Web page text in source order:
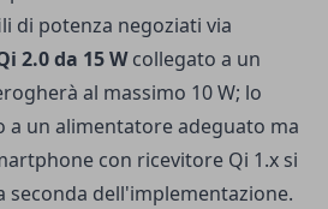
di potenza negoziati via
2.0 da 15 Wcollegato a un
al massimo 10 W; lo
a un alimentatore adeguato ma
con ricevitore Qi 1.x si
seconda dell'implementazione.